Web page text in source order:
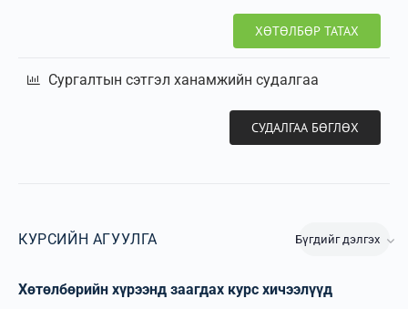
ХӨТӨЛБӨР ТАТАХ
Cургалтын сэтгэл ханамжийн судалгаа
СУДАЛГАА БӨГЛӨХ
КУРСИЙН АГУУЛГА Бүгдийг дэлгэх
Хөтөлбөрийн хүрээнд заагдах курс хичээлүүд